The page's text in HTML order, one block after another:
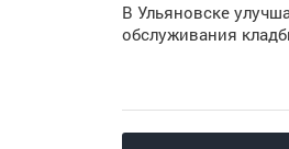
В Ульяновске
обслуживания